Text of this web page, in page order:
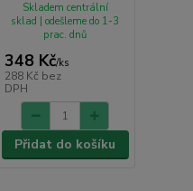
348 Kč/ks
288 Kč bez
DPH
Skladem centrální
sklad | odešleme do 1-3
prac. dnů
Přidat do košíku